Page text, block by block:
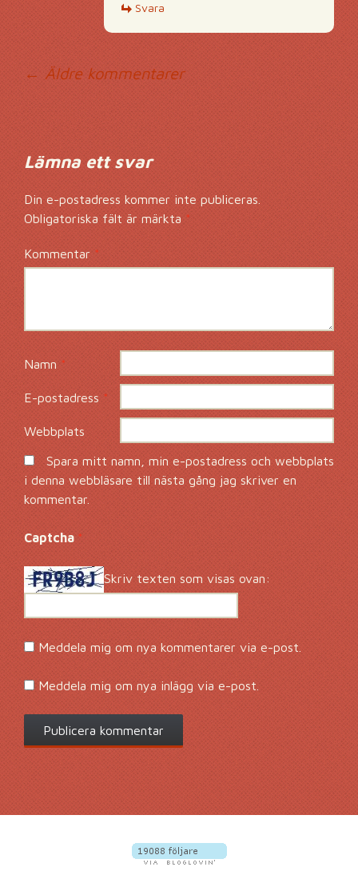
Svara
← Äldre kommentarer
Lämna ett svar
Din e-postadress kommer inte publiceras.
Obligatoriska fält är märkta*
Kommentar*
Namn *
E-postadress*
Webbplats
Spara mitt namn, min e-postadress och webbplats
i denna webbläsare till nästa gång jag skriver en
kommentar.
Captcha*
Skriv texten som visas ovan:
Meddela mig om nya kommentarer via e-post.
Meddela mig om nya inlägg via e-post.